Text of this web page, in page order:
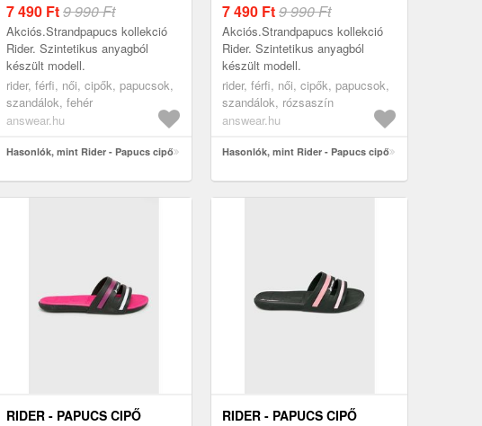
7 490 Ft9 990 Ft
Akciós.Strandpapucs kollekció
Rider. Szintetikus anyagból
készült modell.
rider, férfi, női, cipők, papucsok,
szandálok, fehér
answear.hu
Hasonlók, mint Rider - Papucs cipő
7 490 Ft9 990 Ft
Akciós.Strandpapucs kollekció
Rider. Szintetikus anyagból
készült modell.
rider, férfi, női, cipők, papucsok,
szandálok, rózsaszín
answear.hu
Hasonlók, mint Rider - Papucs cipő
RIDER - PAPUCS CIPŐ RIDER - PAPUCS CIPŐ